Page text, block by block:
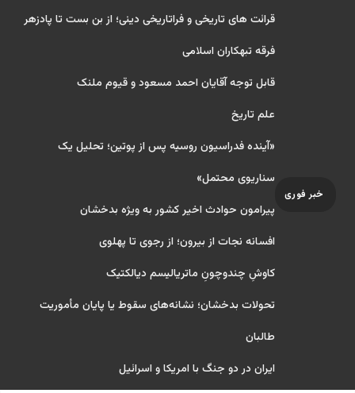
خبر فوری
قرائت های تاریخی و فراتاریخی دینی؛ از بن بست تا پادزهر
فرقه تبهکاران اسلامی
قابل توجه آقایان احمد مسعود و قیوم ملنک
علم تاریخ
«آینده فدراسیون روسیه پس از پوتین؛ تحلیل یک
سناریوی محتمل»
پیرامون حوادث اخیر کشور به ویژه بدخشان
افسانه نجات از بیرون؛ از رجوی تا پهلوی
کاوشِ چندو‌چونِ ماتریالیسم دیالکتیک
تحولات بدخشان؛ نشانه‌های سقوط یا پایان مأموریت
طالبان
ایران در دو جنگ با امریکا و اسرائیل